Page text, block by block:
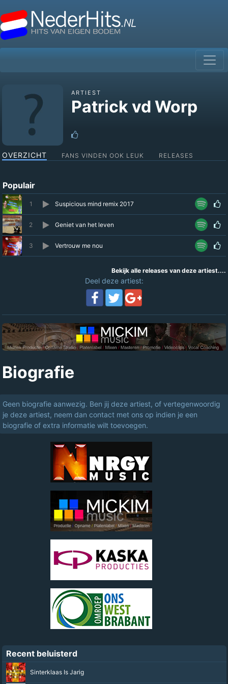
ARTIEST
Patrick vd Worp
OVERZICHT FANS VINDEN OOK LEUK RELEASES
Populair
1 Suspicious mind remix 2017
2 Geniet van het leven
3 Vertrouw me nou
Bekijk alle releases van deze artiest....
Deel deze artiest:
Biografie
Geen biografie aanwezig. Ben jij deze artiest, of vertegenwoordig
je deze artiest, neem dan contact met ons op indien je een
biografie of extra informatie wilt toevoegen.
Recent beluisterd
Sinterklaas Is Jarig